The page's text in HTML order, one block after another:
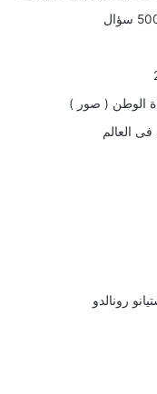
الوطن ( صور )
العالم
رونالدو